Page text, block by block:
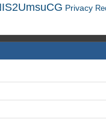
Privacy